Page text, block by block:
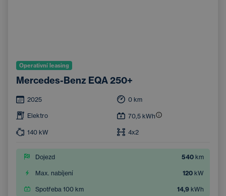
Operativní leasing
Mercedes-Benz EQA 250+
2025 0 km
Elektro 70,5 kWh
140 kW 4x2
Dojezd 540 km
Max. nabíjení 120 kW
Spotřeba 100 km 14,9 kWh